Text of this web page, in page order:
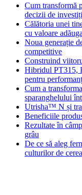
Cum transformă
decizii de
Călătoria unei
cu valoare
Noua generație
competitive
Construind
Hibridul PT315,
pentru
Cum a
sparanghelului
Utrisha™ N și
Beneficiile
Rezultate în
grâu
De ce să aleg
culturilor de